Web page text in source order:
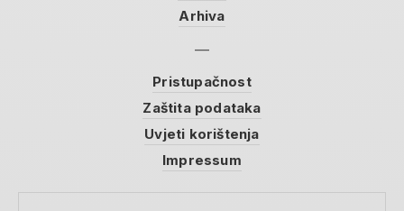
Arhiva
Pristupačnost
Zaštita podataka
Uvjeti korištenja
Impressum